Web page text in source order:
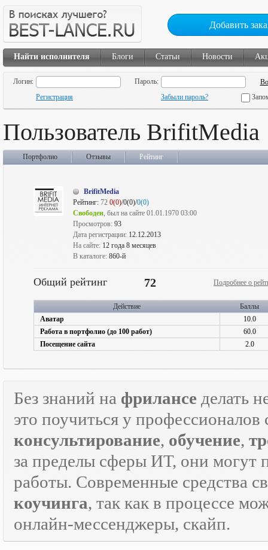
Добавить
Найти исполнителя Блоги Статьи Новости
Логин:
Пароль:
Регистрация
Забыли пароль?
Пользователь BrifitMedia
Портфолио Отзывы Рейтинг
BrifitMedia
Рейтинг: 72 0(0)/0(0)/0(0)
Свободен, был на сайте 01.01.1970 03:00
Просмотров: 93
Дата регистрации: 12.12.2013
На сайте: 12 года 8 месяцев
В каталоге: 860-й
Общий рейтинг 72 Подробнее о
Действие
Баллы
Аватар
10.0
Работа в портфолио (до 100 работ)
60.0
Посещение сайта
2.0
Без знаний на фрилансе делать
это поучиться у
консультирование, обучение,
за пределы сферы ИТ, они могут
работы. Современные средства
коучинга, так как в процессе
онлайн-мессенджеры, скайп.